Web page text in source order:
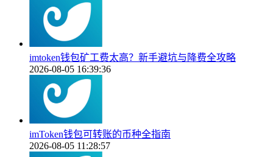
imtoken钱包矿工费太高？新手避坑与降费全攻略
2026-08-05 16:39:36
imToken钱包可转账的币种全指南
2026-08-05 11:28:57